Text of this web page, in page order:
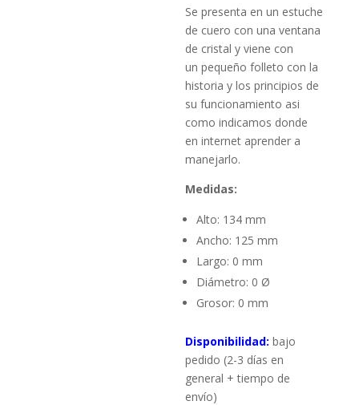
Se presenta en un estuche
de cuero con una ventana
de cristal y viene con
un pequeño folleto con la
historia y los principios de
su funcionamiento asi
como indicamos donde
en internet aprender a
manejarlo.
Medidas:
Alto: 134 mm
Ancho: 125 mm
Largo: 0 mm
Diámetro: 0 Ø
Grosor: 0 mm
Disponibilidad: bajo
pedido (2-3 días en
general + tiempo de
envío)